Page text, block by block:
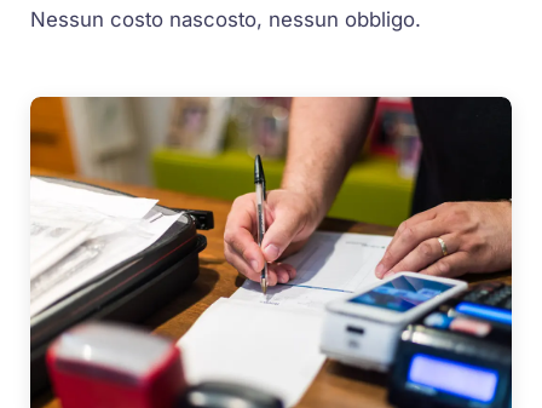
Nessun costo nascosto, nessun obbligo.